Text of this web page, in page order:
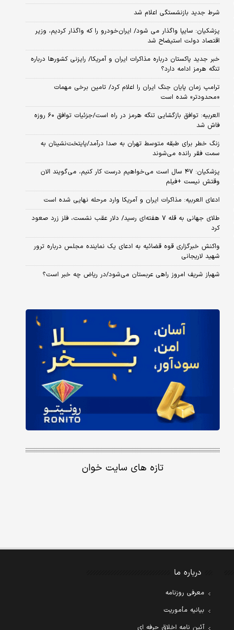
شرط جدید بازنشستگی اعلام شد
پزشکیان: سایپا واگذار می شود/ ایران‌خودرو را که واگذار کردیم، وزیر
اقتصاد دولت استیضاح شد
خبر جدید پاکستان درباره مذاکرات ایران و آمریکا/ رایزنی کشورها درباره
تنگه هرمز ادامه دارد؟
ترامپ زمان پایان جنگ ایران را اعلام کرد/ تامین برخی مهمات
«محدودتر» شده است
العربیه: توافق بازگشایی تنگه هرمز در راه است/جزئیات توافق ۶۰ روزه
فاش شد
زنگ خطر برای طبقه متوسط تهران به صدا درآمد/پایتخت‌نشینان به
سمت فقر رانده می‌شوند
پزشکیان: ۴۷ سال است می‌خواهیم درست کار کنیم، می‌گویند الان
وقتش نیست +فیلم
ادعای العربیه: مذاکرات ایران و آمریکا وارد مرحله نهایی شده است
طلای جهانی به قله ۷ هفته‌ای رسید/ دلار عقب نشست، فلز زرد صعود
کرد
واکنش خبرگزاری قوه قضائیه به ادعای یک نماینده مجلس درباره ترور
شهید لاریجانی
شهباز شریف امروز راهی عربستان می‌شود/در ریاض چه خبر است؟
تازه های سایت خوان
درباره ما
معرفی روزنامه
بیانیه مأموریت
آئین نامه اخلاق حرفه ای